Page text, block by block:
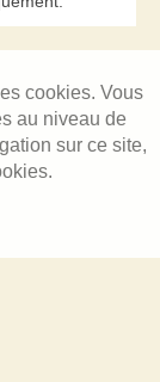
cookies. Vous
au niveau de
sur ce site,